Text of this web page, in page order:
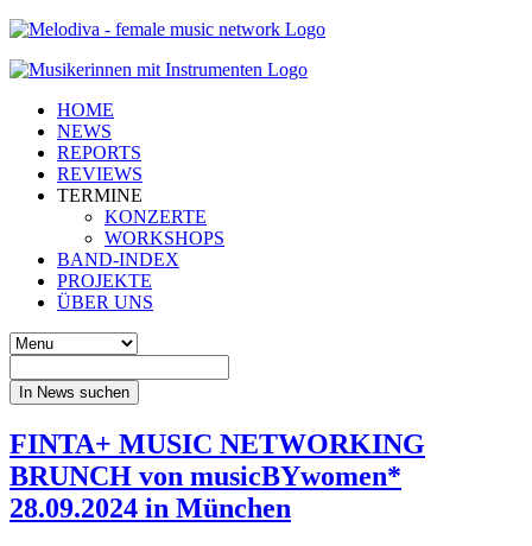
HOME
NEWS
REPORTS
REVIEWS
TERMINE
KONZERTE
WORKSHOPS
BAND-INDEX
PROJEKTE
ÜBER UNS
In News suchen
FINTA+ MUSIC NETWORKING
BRUNCH von musicBYwomen*
28.09.2024 in München